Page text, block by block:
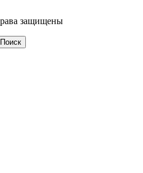
защищены
Поиск